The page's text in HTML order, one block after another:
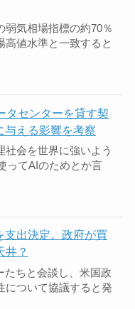
弱気相場指標の約70％
高値水準と一致すると
タセンターを貸す契
与える影響を考察
社会を世界に強いよう
ってAIのためとか言
支出決定。政府が買
井？
たちと会談し、米国政
について協議すると発